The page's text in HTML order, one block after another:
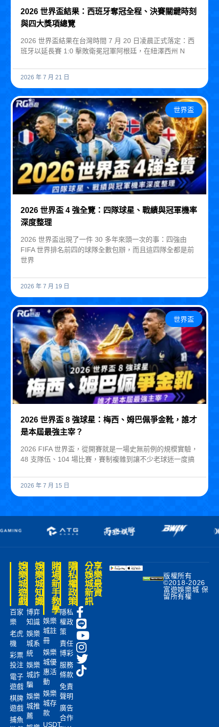
2026 世界盃結果：西班牙奪冠全程、決賽關鍵時刻
與四大獎項總覽
2026 世界盃結果在台灣時間 7 月 20 日凌晨正式落定：西
班牙以延長賽 1:0 擊敗衛冕冠軍阿根廷，在紐澤西州 N
2026 年 7 月 21 日
世界盃
2026 世界盃 4 強全覽：四隊球星、戰績與冠軍機率
深度整理
2026 世界盃出現了一件 30 多年來頭一次的事：四強由
FIFA 世界排名前四的球隊全數包辦，而且這四隊全都是前
世界
2026 年 7 月 19 日
世界盃
2026 世界盃 8 強球星：梅西、姆巴佩爭金靴，誰才
是本屆最強主宰？
2026 FIFA 世界盃，從開賽就是一場史無前例的規模實驗，
48 支隊伍、104 場比賽，賽制複雜到讓不少老球迷一度搞
2026 年 7 月 15 日
娛
樂
城
遊
戲
百家
樂
老虎
機
彩票
投注
電子
遊戲
棋牌
遊戲
捕魚
娛
樂
城
知
識
博弈
知識
娛樂
城系
統
娛樂
城詐
騙
娛樂
城推
薦
賭
場
新
手
教
學
娛樂
城註
冊
娛樂
城優
惠活
動
娛樂
城存
款
USDT
隱
私
權
政
策
隱私
權政
策
責任
博彩
服務
條款
免責
聲明
廣告
合作
分享
娛樂
城最
新資
訊
版權所有
©2018-2026
富遊娛樂城 保
留所有權